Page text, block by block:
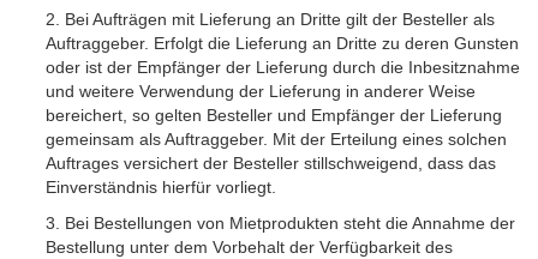
2. Bei Aufträgen mit Lieferung an Dritte gilt der Besteller als
Auftraggeber. Erfolgt die Lieferung an Dritte zu deren Gunsten
oder ist der Empfänger der Lieferung durch die Inbesitz­nahme
und weitere Verwendung der Lieferung in anderer Weise
bereichert, so gelten Besteller und Empfänger der Lieferung
gemeinsam als Auftraggeber. Mit der Erteilung eines solchen
Auftrages versichert der Besteller stillschweigend, dass das
Einverständnis hierfür vorliegt.
3. Bei Bestellungen von Mietprodukten steht die Annahme der
Bestellung unter dem Vorbehalt der Verfügbarkeit des